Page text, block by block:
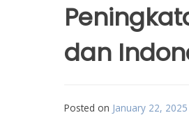
dan
Posted on January 22, 2025